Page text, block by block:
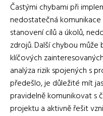
Častými chybami při
nedostatečná
stanovení cílů a úkolů,
zdrojů. Další chybou
klíčových
analýza rizik spojených s
předešlo, je důležité mít
pravidelně komunikovat s
projektu a aktivně řešit